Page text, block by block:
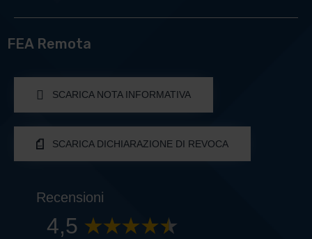
FEA Remota
SCARICA NOTA INFORMATIVA
SCARICA DICHIARAZIONE DI REVOCA
Recensioni
4,5